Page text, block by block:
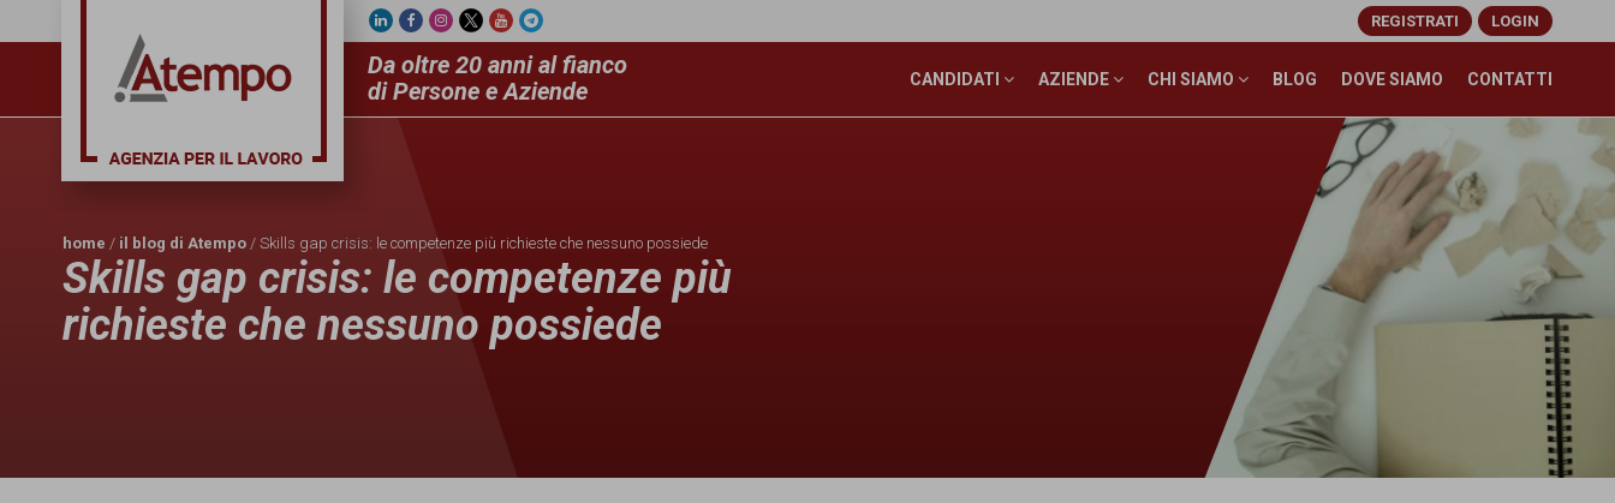
LOGIN
REGISTRATI
Da oltre 20 anni al fianco
di Persone e Aziende
CANDIDATI AZIENDE CHI SIAMO BLOG DOVE SIAMO CONTATTI
home / il blog di Atempo / Skills gap crisis: le competenze più richieste che nessuno possiede
Skills gap crisis: le competenze più
richieste che nessuno possiede